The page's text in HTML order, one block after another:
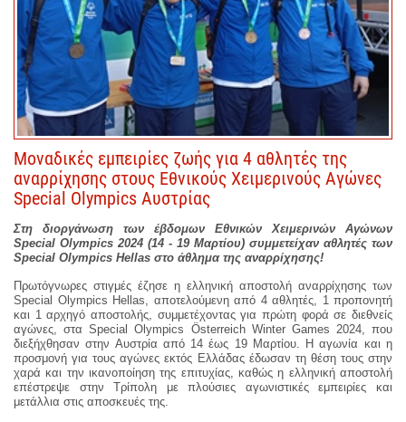
Μοναδικές εμπειρίες ζωής για 4 αθλητές της
αναρρίχησης στους Εθνικούς Χειμερινούς Αγώνες
Special Olympics Αυστρίας
Στη διοργάνωση των έβδομων Εθνικών Χειμερινών Αγώνων
Special Olympics 2024 (14 - 19 Μαρτίου) συμμετείχαν αθλητές των
Special Olympics Hellas στο άθλημα της αναρρίχησης!
Πρωτόγνωρες στιγμές έζησε η ελληνική αποστολή αναρρίχησης των
Special Olympics Hellas, αποτελούμενη από 4 αθλητές, 1 προπονητή
και 1 αρχηγό αποστολής, συμμετέχοντας για πρώτη φορά σε διεθνείς
αγώνες, στα Special Olympics Österreich Winter Games 2024, που
διεξήχθησαν στην Αυστρία από 14 έως 19 Μαρτίου. Η αγωνία και η
προσμονή για τους αγώνες εκτός Ελλάδας έδωσαν τη θέση τους στην
χαρά και την ικανοποίηση της επιτυχίας, καθώς η ελληνική αποστολή
επέστρεψε στην Τρίπολη με πλούσιες αγωνιστικές εμπειρίες και
μετάλλια στις αποσκευές της.